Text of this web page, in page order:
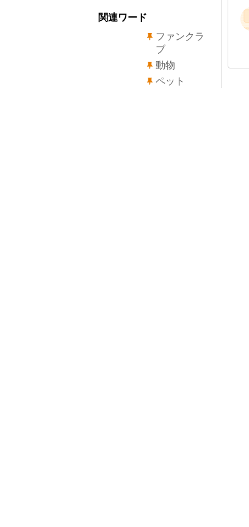
関連ワード
ファンクラ
ブ
動物
ペット